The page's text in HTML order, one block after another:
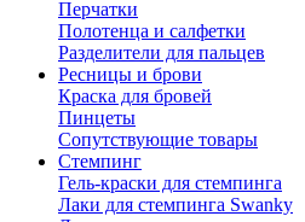
Перчатки
Полотенца и салфетки
Разделители для пальцев
Ресницы и брови
Краска для бровей
Пинцеты
Сопутствующие товары
Стемпинг
Гель-краски для стемпинга
Лаки для стемпинга Swanky